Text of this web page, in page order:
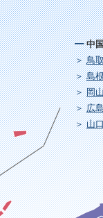
中
鳥
島
岡
広
山